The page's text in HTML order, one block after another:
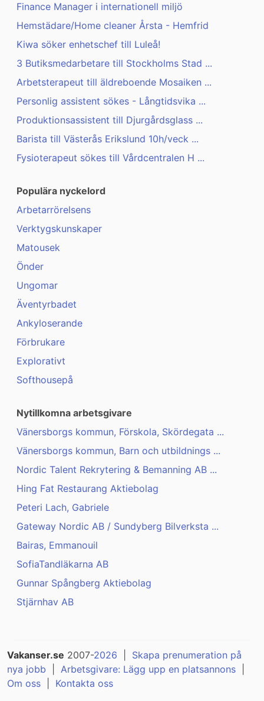
Finance Manager i internationell miljö
Hemstädare/Home cleaner Årsta - Hemfrid
Kiwa söker enhetschef till Luleå!
3 Butiksmedarbetare till Stockholms Stad ...
Arbetsterapeut till äldreboende Mosaiken ...
Personlig assistent sökes - Långtidsvika ...
Produktionsassistent till Djurgårdsglass ...
Barista till Västerås Erikslund 10h/veck ...
Fysioterapeut sökes till Vårdcentralen H ...
Populära nyckelord
Arbetarrörelsens
Verktygskunskaper
Matousek
Önder
Ungomar
Äventyrbadet
Ankyloserande
Förbrukare
Explorativt
Softhousepå
Nytillkomna arbetsgivare
Vänersborgs kommun, Förskola, Skördegata ...
Vänersborgs kommun, Barn och utbildnings ...
Nordic Talent Rekrytering & Bemanning AB ...
Hing Fat Restaurang Aktiebolag
Peteri Lach, Gabriele
Gateway Nordic AB / Sundyberg Bilverksta ...
Bairas, Emmanouil
SofiaTandläkarna AB
Gunnar Spångberg Aktiebolag
Stjärnhav AB
Vakanser.se 2007-2026
Skapa prenumeration på
nya jobb
Arbetsgivare: Lägg upp en platsannons
Om oss
Kontakta oss